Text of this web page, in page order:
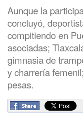
Aunque la
concluyó,
compitiendo en
asociadas;
gimnasia de
y charrería
pesas.